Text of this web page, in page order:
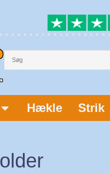
Hækle Strik